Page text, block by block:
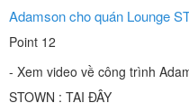
Adamson cho quán Lounge
Point 12
- Xem video về công trình
STOWN : TẠI ĐÂY